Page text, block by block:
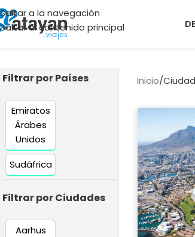
Saltar a la navegación
Saltar al contenido principal
Filtrar por Países
Emiratos
Árabes
Unidos
Sudáfrica
Filtrar por Ciudades
Aarhus
Inicio/